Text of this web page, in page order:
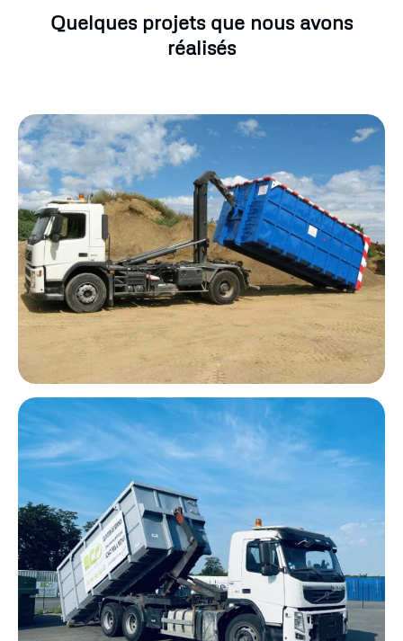
Quelques projets que nous avons
réalisés